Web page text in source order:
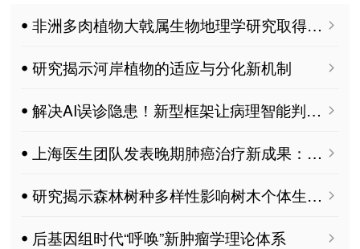
ꔷ 非洲多肉植物大戟属生物地理学研究取得进展
ꔷ 研究揭示河岸植物的适应与分化新机制
ꔷ 解决AI误诊隐患！新型框架让病理智能判读更靠谱
ꔷ 上海医生团队发表晚期肺癌治疗新成果：患者生存期有望延长10个月
ꔷ 研究揭示森林树种多样性影响树木个体生长机制
ꔷ 后基因组时代“呼唤”新肿瘤学理论体系